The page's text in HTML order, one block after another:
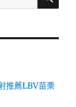
推薦LBV苗栗